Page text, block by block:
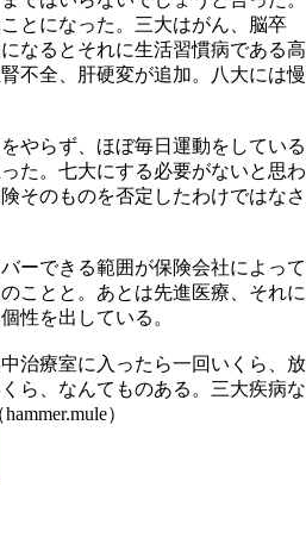
とになった。三大はがん、脳卒
なるとそれに生活習慣病である高
不全、肝硬変が追加。八大には慢
やらず、ほぼ毎日運動をしている
た。七大にする必要がないと思わ
そのものを否定したわけではなさ
ーできる範囲が保険会社によって
ことと。あとは先進医療、それに
性を出している。
治療室に入ったら一回いくら、放
ら、なんてものある。三大疾病な
）